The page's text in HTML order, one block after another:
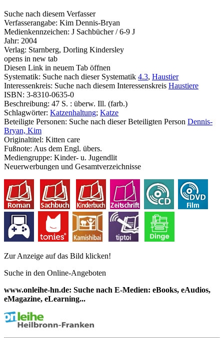
Suche nach diesem Verfasser
Verfasserangabe: Kim Dennis-Bryan
Medienkennzeichen: J Sachbücher / 6-9 J
Jahr: 2004
Verlag: Starnberg, Dorling Kindersley
opens in new tab
Diesen Link in neuem Tab öffnen
Systematik: Suche nach dieser Systematik 4.3, Haustier
Interessenkreis: Suche nach diesem Interessenskreis Haustiere
ISBN: 3-8310-0635-0
Beschreibung: 47 S. : überw. Ill. (farb.)
Schlagwörter: Katzenhaltung; Katze
Beteiligte Personen: Suche nach dieser Beteiligten Person Dennis-
Bryan, Kim
Originaltitel: Kitten care
Fußnote: Aus dem Engl. übers.
Mediengruppe: Kinder- u. Jugendlit
Neuerwerbungen und Gesamtverzeichnisse
Zur Anzeige auf das Bild klicken!
Suche in den Online-Angeboten
www.onleihe-hn.de: Suche nach E-Medien: eBooks, eAudios,
eMagazine, eLearning...